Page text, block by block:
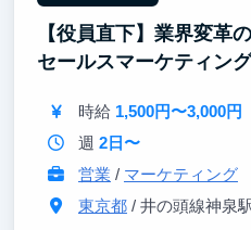
ポート】
メンターのサポートのもと
考をじっくり学ぶことで活
す。
【ポイント③｜大手企業と
クライアントは日本を代表
ターンです。
【役員直下】業界変革
セールスマーケティン
時給 1,500円〜3,000円
週 2日〜
営業 / マーケティング
東京都/ 井の頭線神泉駅から4